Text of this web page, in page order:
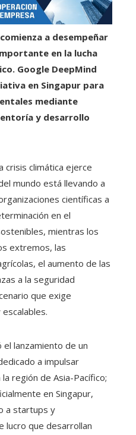
a desempeñar
en la lucha
Google DeepMind
en Singapur para
mediante
y desarrollo
crisis climática ejerce
mundo está llevando a
científicas a
en el
mientras los
extremos, las
el aumento de las
a la seguridad
que exige
lanzamiento de un
a impulsar
región de Asia-Pacífico;
en Singapur,
a startups y
lucro que desarrollan